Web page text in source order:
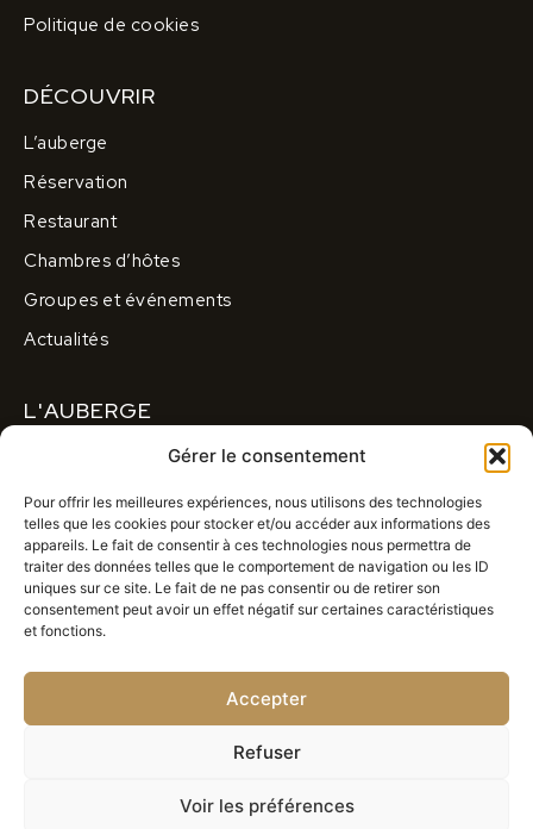
Gérer le consentement
Pour offrir les meilleures expériences, nous utilisons des technologies
telles que les cookies pour stocker et/ou accéder aux informations des
appareils. Le fait de consentir à ces technologies nous permettra de
traiter des données telles que le comportement de navigation ou les ID
uniques sur ce site. Le fait de ne pas consentir ou de retirer son
consentement peut avoir un effet négatif sur certaines caractéristiques
et fonctions.
Accepter
Refuser
Voir les préférences
Politique de cookies
DÉCOUVRIR
L’auberge
Réservation
Restaurant
Chambres d’hôtes
Groupes et événements
Actualités
L'AUBERGE
Contactez-nous
S’abonner à notre newsletter
CONTACT
Corrençon en Vercors